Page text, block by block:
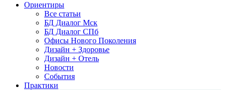
Ориентиры
Все статьи
БД Диалог Мск
БД Диалог СПб
Офисы Нового Поколения
Дизайн + Здоровье
Дизайн + Отель
Новости
События
Практики